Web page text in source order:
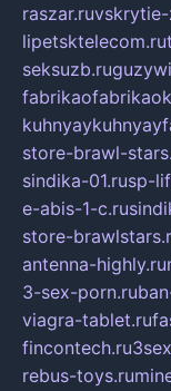
raszar.ruvskrytie-
lipetsktelecom.ru
seksuzb.ru
store-brawl-
sindika-01.rusp-
e-abis-1-c.ru
store-
antenna-highly.ru
3-sex-porn.ru
viagra-tablet.ru
fincontech.ru
rebus-toys.ru